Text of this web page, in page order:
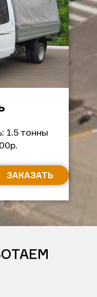
1.5 тонны
ЗАКАЗАТЬ